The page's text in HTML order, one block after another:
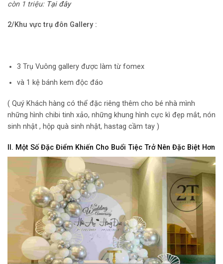
còn 1 triệu: Tại đây
2/Khu vực trụ đôn Gallery :
3 Trụ Vuông gallery được làm từ fomex
và 1 kệ bánh kem độc đáo
( Quý Khách hàng có thể đặc riêng thêm cho bé nhà mình
những hình chibi tinh xảo, những khung hình cực kì đẹp mắt, nón
sinh nhật , hộp quà sinh nhật, hastag cầm tay )
II. Một Số Đặc Điểm Khiến Cho Buổi Tiệc Trở Nên Đặc Biệt Hơn